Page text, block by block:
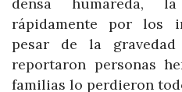
rápidamente por los
pesar de la
reportaron personas
familias lo perdieron